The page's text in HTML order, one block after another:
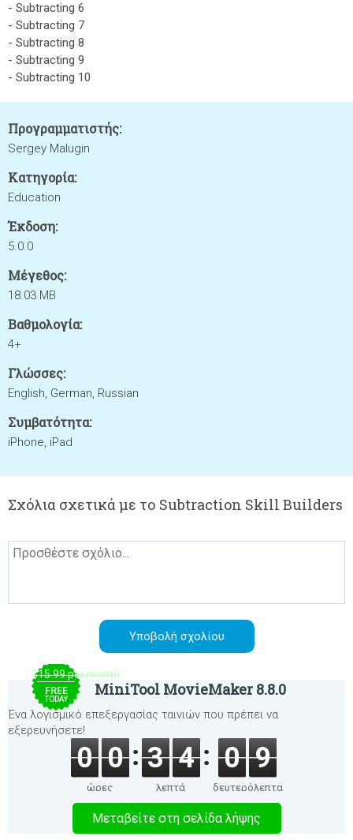
- Subtracting 6
- Subtracting 7
- Subtracting 8
- Subtracting 9
- Subtracting 10
Προγραμματιστής:
Sergey Malugin
Κατηγορία:
Education
Έκδοση:
5.0.0
Μέγεθος:
18.03 MB
Βαθμολογία:
4+
Γλώσσες:
English, German, Russian
Συμβατότητα:
iPhone, iPad
Σχόλια σχετικά με το Subtraction Skill Builders
$15.99 per month
FREE
TODAY
MiniTool MovieMaker 8.8.0
Ένα λογισμικό επεξεργασίας ταινιών που πρέπει να
εξερευνήσετε!
0 0
ώρες
3 4
λεπτά
0 9
δευτερόλεπτα
Μεταβείτε στη σελίδα λήψης